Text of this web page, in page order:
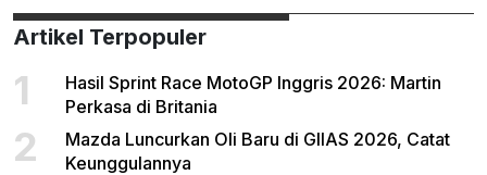
Artikel Terpopuler
1
Hasil Sprint Race MotoGP Inggris 2026: Martin
Perkasa di Britania
2
Mazda Luncurkan Oli Baru di GIIAS 2026, Catat
Keunggulannya